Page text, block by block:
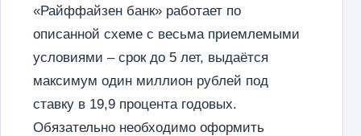
«Райффайзен банк» работает по
описанной схеме с весьма приемлемыми
условиями – срок до 5 лет, выдаётся
максимум один миллион рублей под
ставку в 19,9 процента годовых.
Обязательно необходимо оформить